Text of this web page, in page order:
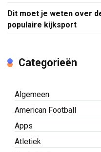
Dit moet je weten over
populaire kijksport
Categorieën
Algemeen
American Football
Apps
Atletiek